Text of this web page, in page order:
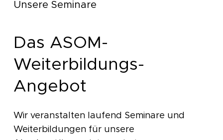
Unsere Seminare
Das ASOM-
Weiterbildungs-
Angebot
Wir veranstalten laufend Seminare und
Weiterbildungen für unsere